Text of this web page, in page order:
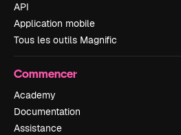
API
Application mobile
Tous les outils Magnific
Commencer
Academy
Documentation
Assistance